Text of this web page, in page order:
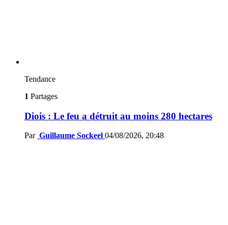
Tendance
1 Partages
Diois : Le feu a détruit au moins 280 hectares
Par Guillaume Sockeel 04/08/2026, 20:48